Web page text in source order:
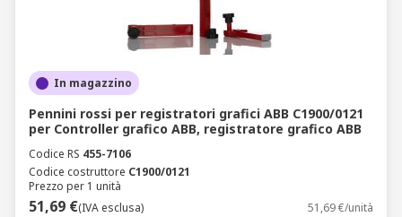
In magazzino
Pennini rossi per registratori grafici ABB C1900/0121
per Controller grafico ABB, registratore grafico ABB
Codice RS 455-7106
Codice costruttore C1900/0121
Prezzo per 1 unità
51,69 €(IVA esclusa) 51,69 €/unità